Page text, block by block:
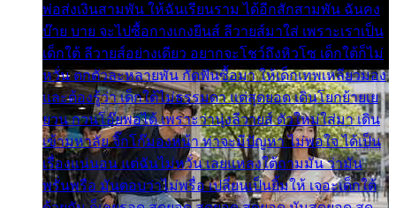
พ่อส่งเงินสามพัน ให้ฉันเรียนราม ได้อีกสักสามพัน ฉันคง
บ๊าย บาย จะไปซื้อกางเกงยีนส์ ลีวายส์มาใส่ เพราะเราเป็น
เด็กใต้ ลีวายส์อย่างเดียว อยากจะโชว์ถึงหิวโซ เด็กใต้ก็ไม่
หวั่น ตกตัวละหลายพัน กัดฟันซื้อมา ให้เด็กเทพเหลียวมอง
และต้องรู้ว่า เด็กใต้ไม่ธรรมดา แต่สุดยอด เดินโยกย้ายเย
ยวน กวนโอ๊ยพอได้ เพราะว่านุ่งลีวายส์ ตัวใหม่ใส่มา เดิน
เข้ามหาลัย จิ๊กโก๊มองหน้า ท่าจะมีปัญหา ไม่พอใจ ได้เป็น
เรื่องแน่นอน แต่ฉันไม่หวั่น เลยแหลงใต้ถามมัน ว่ามัน
พรั่นพรือ มันตอบว่าไม่พรื่อ เปลี่ยนเป็นยิ้มให้ เจอะเด็กใต้